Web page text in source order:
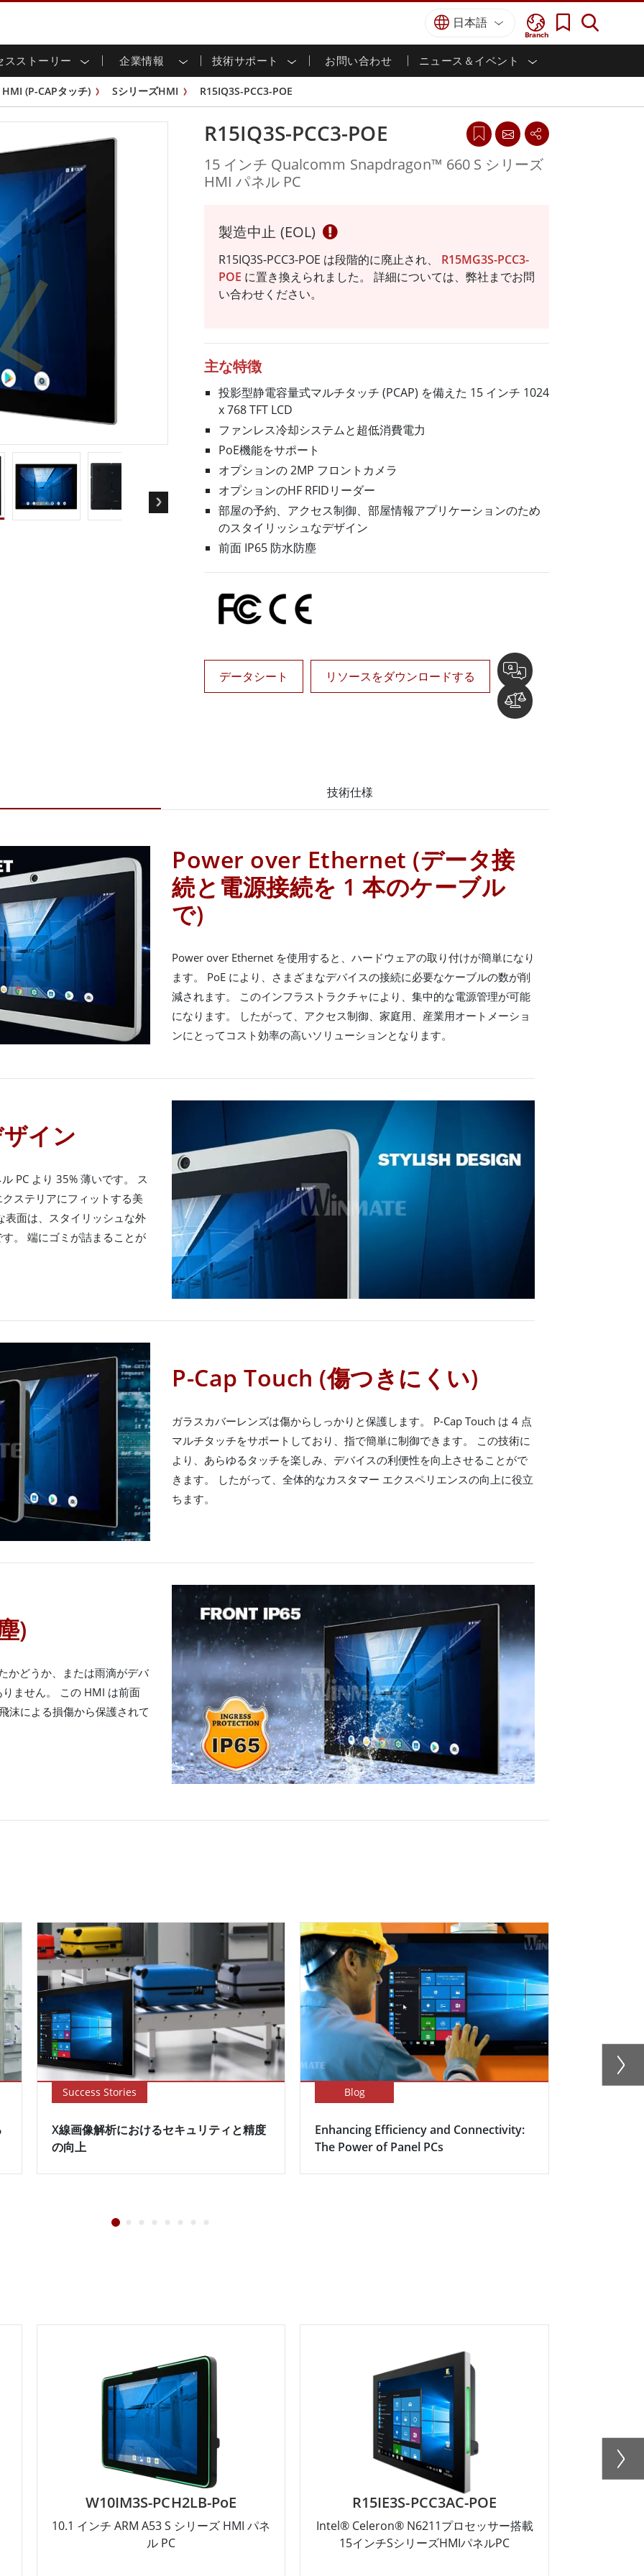
Branch
日本語
スストーリー 企業情報 技術サポート お問い合わせ ニュース＆イベント
ディスプレイ
ッチ (P-
ウント
IP65
C
スシリー
屋外ディスプレイ
G-WINシリーズ /
ATEXグレード
ラックマウント
バータイプディス
プレイ
産業用パネルPCおよびHMI
HMI (P-CAPタッチ)
産業用パネルPC (P-CAPタッチ)
産業用パネルPC (抵抗膜方式)
ステンレスシリーズ
G-WINシリーズ / IP67設計
ATEXグレード
エッジAIパネルPC
防衛頑丈なノートパソコン
防衛超堅牢タブレット
防衛パネルPC
防衛ディスプレイ / NVIS ディスプレイ
みコンピューティング
PC / 防水頑丈なPC IP65
ウェイ
ートウェイ
ヘルスケアグレード
ヘルスケア堅牢タブレット
ヘルスケアパネルPC
マリングレード
ガス、ATEXグレード
レード堅牢タブレット
定 堅牢型ハンドヘルドコンピュ
レード パネル PC
More
AI コンピュータ
エッジ AIパネルPC
エッジ AI コンピューティング
ステンレスディスプレイ
エネルギー、化学、ATEX
食品 & 衛生産業
海洋
エッジコンピューティン
倉庫 & 物流
防衛
インフラ
インテリジェントロボットシス
テム
能エネルギー
鉱業
スマート充電ステーション
情報 サステナビリティ
ロードセンター カスタマーサービスセンター
ル共有
スレター 製品仕様変更のお知らせ
チャンネル
バーチャル展示会
認証／コンプライアンス
HMI (P-CAPタッチ) SシリーズHMI R15IQ3S-PCC3-POE
R15IQ3S-PCC3-POE
15 インチ Qualcomm Snapdragon™ 660 S シリーズ
HMI パネル PC
製造中止 (EOL)
R15IQ3S-PCC3-POE は段階的に廃止され、 R15MG3S-PCC3-
POE に置き換えられました。 詳細については、弊社までお問
い合わせください。
主な特徴
投影型静電容量式マルチタッチ (PCAP) を備えた 15 インチ 1024
x 768 TFT LCD
ファンレス冷却システムと超低消費電力
PoE機能をサポート
オプションの 2MP フロントカメラ
オプションのHF RFIDリーダー
部屋の予約、アクセス制御、部屋情報アプリケーションのため
のスタイリッシュなデザイン
前面 IP65 防水防塵
データシート リソースをダウンロードする
技術仕様
Power over Ethernet (データ接
続と電源接続を 1 本のケーブル
で)
Power over Ethernet を使用すると、ハードウェアの取り付けが簡単になり
ます。 PoE により、さまざまなデバイスの接続に必要なケーブルの数が削
減されます。 このインフラストラクチャにより、集中的な電源管理が可能
になります。 したがって、アクセス制御、家庭用、産業用オートメーショ
ンにとってコスト効率の高いソリューションとなります。
イン
PC より 35% 薄いです。 ス
ステリアにフィットする美
表面は、スタイリッシュな外
。 端にゴミが詰まることが
P-Cap Touch (傷つきにくい)
ガラスカバーレンズは傷からしっかりと保護します。 P-Cap Touch は 4 点
マルチタッチをサポートしており、指で簡単に制御できます。 この技術に
より、あらゆるタッチを楽しみ、デバイスの利便性を向上させることがで
きます。 したがって、全体的なカスタマー エクスペリエンスの向上に役立
ちます。
)
かどうか、または雨滴がデバ
ません。 この HMI は前面
沫による損傷から保護されて
Success Stories
X線画像解析におけるセキュリティと精度
の向上
Blog
Enhancing Efficiency and Connectivity:
The Power of Panel PCs
W10IM3S-PCH2LB-PoE
10.1 インチ ARM A53 S シリーズ HMI パネ
ル PC
R15IE3S-PCC3AC-POE
Intel® Celeron® N6211プロセッサー搭載
15インチSシリーズHMIパネルPC